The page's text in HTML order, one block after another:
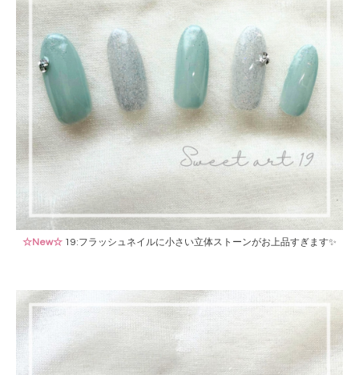
☆New☆ 19:フラッシュネイルに小さい立体ストーンがお上品すぎます✨